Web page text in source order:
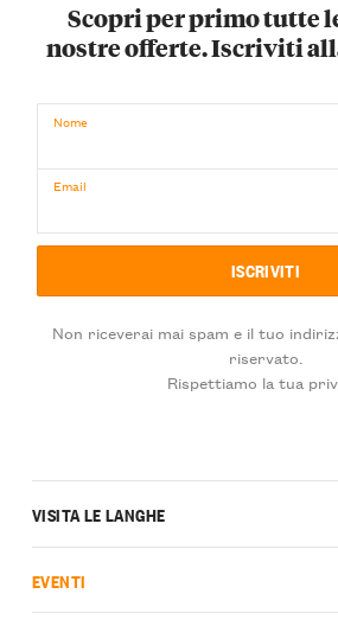
Scopri per primo tutte
nostre offerte. Iscriviti
Nome
Email
Non riceverai mai spam e il tuo
riservato.
Rispettiamo la tua
VISITA LE LANGHE
EVENTI